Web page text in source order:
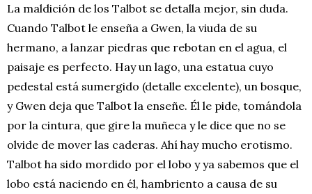
La maldición de los Talbot se detalla mejor, sin duda.
Cuando Talbot le enseña a Gwen, la viuda de su
hermano, a lanzar piedras que rebotan en el agua, el
paisaje es perfecto. Hay un lago, una estatua cuyo
pedestal está sumergido (detalle excelente), un bosque,
y Gwen deja que Talbot la enseñe. Él le pide, tomándola
por la cintura, que gire la muñeca y le dice que no se
olvide de mover las caderas. Ahí hay mucho erotismo.
Talbot ha sido mordido por el lobo y ya sabemos que el
lobo está naciendo en él, hambriento a causa de su